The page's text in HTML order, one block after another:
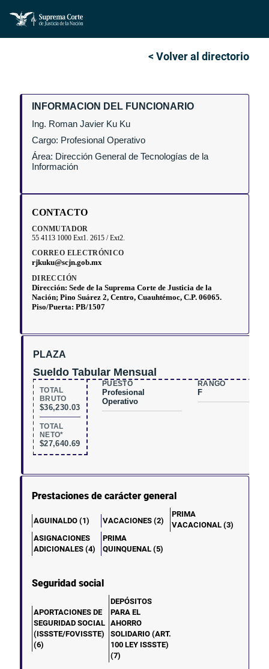
< Volver al directorio
PLAZA
Sueldo Tabular Mensual
TOTAL
BRUTO
$36,230.03
TOTAL
NETO*
$27,640.69
PUESTO
Profesional
Operativo
RANGO
F
Prestaciones de carácter general
AGUINALDO (1) VACACIONES (2)
PRIMA
VACACIONAL (3)
ASIGNACIONES
ADICIONALES (4)
PRIMA
QUINQUENAL (5)
Seguridad social
APORTACIONES DE
SEGURIDAD SOCIAL
(ISSSTE/FOVISSTE)
(6)
DEPÓSITOS
PARA EL
AHORRO
SOLIDARIO (ART.
100 LEY ISSSTE)
(7)